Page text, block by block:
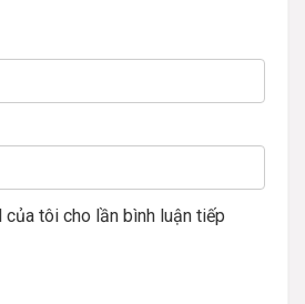
của tôi cho lần bình luận tiếp